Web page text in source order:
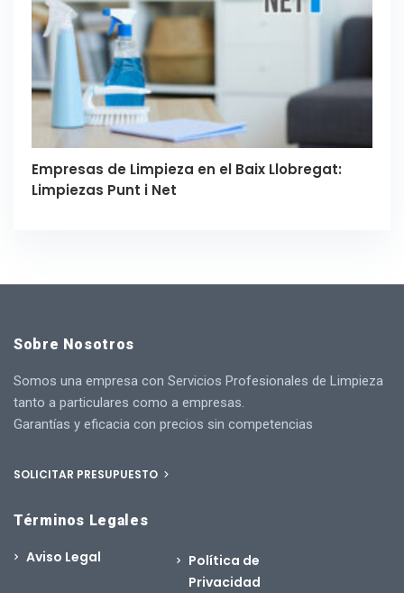
Empresas de Limpieza en el Baix Llobregat:
Limpiezas Punt i Net
Sobre Nosotros
Somos una empresa con Servicios Profesionales de Limpieza
tanto a particulares como a empresas.
Garantías y eficacia con precios sin competencias
SOLICITAR PRESUPUESTO
Términos Legales
Aviso Legal
Política de
Privacidad